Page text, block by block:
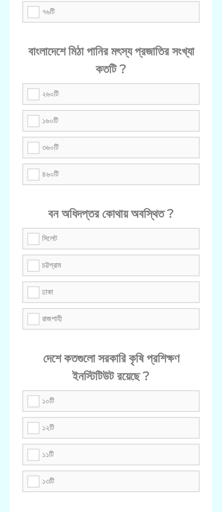
৭৬টি
বাংলাদেশে মিঠা পানির মৎস্য প্রজাতির সংখ্যা
কতটি ?
২৬০টি
১৬০টি
৩৬০টি
৪৬০টি
বন অধিদপ্তর কোথায় অবস্থিত ?
সিলেট
চট্টগ্রাম
ঢাকা
রাজশাহী
দেশে কতগুলো সরকারি কৃষি প্রশিক্ষণ
ইনস্টিটিউট রয়েছে ?
১০টি
১২টি
১১টি
১৩টি